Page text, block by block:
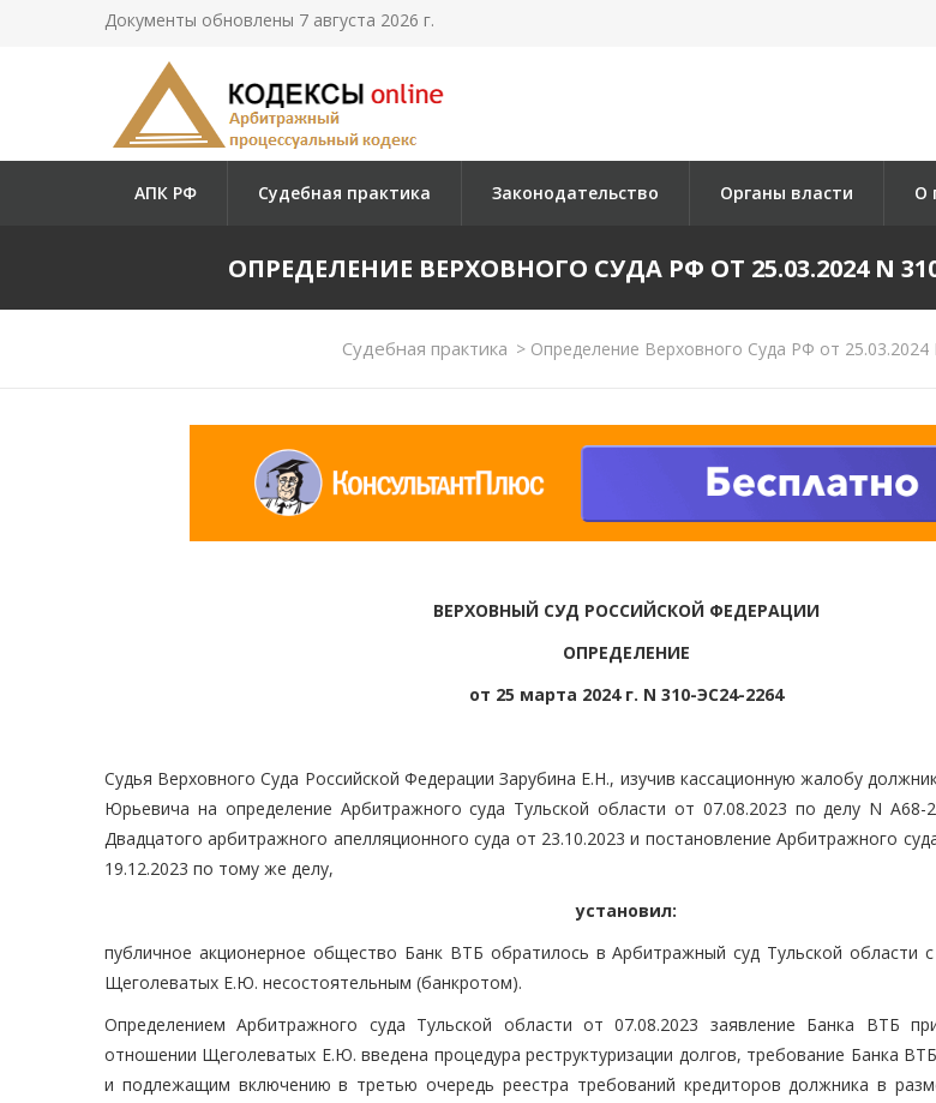
Документы обновлены 7 августа 2026 г.
АПК РФ Судебная практика Законодательство Органы власти О
ОПРЕДЕЛЕНИЕ ВЕРХОВНОГО СУДА РФ ОТ 25.03.2024 N
Судебная практика >Определение Верховного Суда РФ от
ВЕРХОВНЫЙ СУД РОССИЙСКОЙ ФЕДЕРАЦИИ
ОПРЕДЕЛЕНИЕ
от 25 марта 2024 г. N 310-ЭС24-2264
Судья Верховного Суда Российской Федерации Зарубина Е.Н., изучив кассационную жалобу
Юрьевича на определение Арбитражного суда Тульской области от 07.08.2023 по делу N А68-
Двадцатого арбитражного апелляционного суда от 23.10.2023 и постановление Арбитражного
19.12.2023 по тому же делу,
установил:
публичное акционерное общество Банк ВТБ обратилось в Арбитражный суд Тульской области
Щеголеватых Е.Ю. несостоятельным (банкротом).
Определением Арбитражного суда Тульской области от 07.08.2023 заявление Банка ВТБ
отношении Щеголеватых Е.Ю. введена процедура реструктуризации долгов, требование Банка
и подлежащим включению в третью очередь реестра требований кредиторов должника в